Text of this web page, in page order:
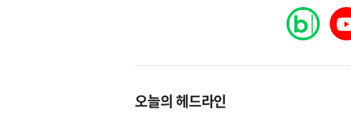
오늘의 헤드라인